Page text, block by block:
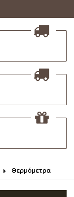
Θερμόμετρα